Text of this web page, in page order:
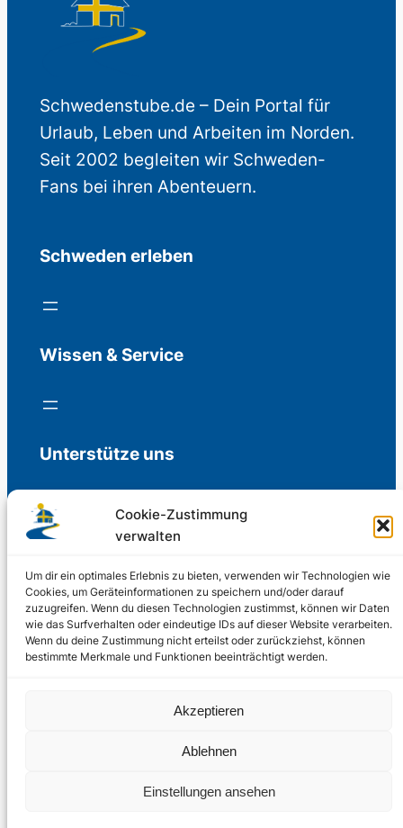
Cookie-Zustimmung
verwalten
Um dir ein optimales Erlebnis zu bieten, verwenden wir Technologien wie
Cookies, um Geräteinformationen zu speichern und/oder darauf
zuzugreifen. Wenn du diesen Technologien zustimmst, können wir Daten
wie das Surfverhalten oder eindeutige IDs auf dieser Website verarbeiten.
Wenn du deine Zustimmung nicht erteilst oder zurückziehst, können
bestimmte Merkmale und Funktionen beeinträchtigt werden.
Akzeptieren
Ablehnen
Einstellungen ansehen
Schwedenstube.de – Dein Portal für
Urlaub, Leben und Arbeiten im Norden.
Seit 2002 begleiten wir Schweden-
Fans bei ihren Abenteuern.
Schweden erleben
Wissen & Service
Unterstütze uns
Freiwillige Spenden für die Aufrechterhaltung
Support us
© 2002 – 2026